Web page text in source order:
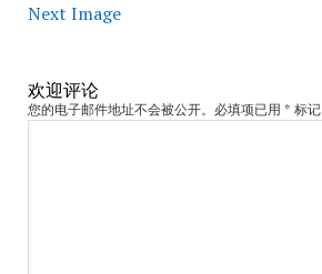
Next Image
欢迎评论
您的电子邮件地址不会被公开。必填项已用 * 标记